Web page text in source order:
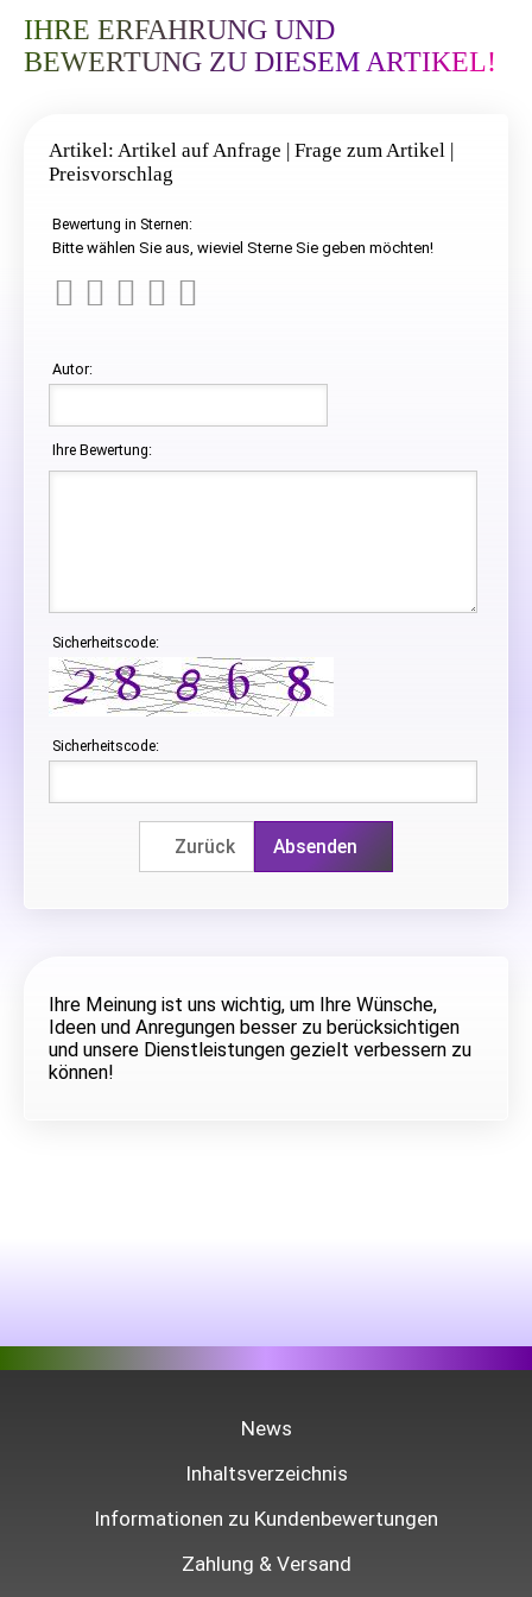
IHRE ERFAHRUNG UND
BEWERTUNG ZU DIESEM ARTIKEL!
Artikel: Artikel auf Anfrage | Frage zum Artikel |
Preisvorschlag
Bewertung in Sternen:
Bitte wählen Sie aus, wieviel Sterne Sie geben möchten!
Autor:
Ihre Bewertung:
Sicherheitscode:
Sicherheitscode:
Zurück Absenden
Ihre Meinung ist uns wichtig, um Ihre Wünsche,
Ideen und Anregungen besser zu berücksichtigen
und unsere Dienstleistungen gezielt verbessern zu
können!
News
Inhaltsverzeichnis
Informationen zu Kundenbewertungen
Zahlung & Versand